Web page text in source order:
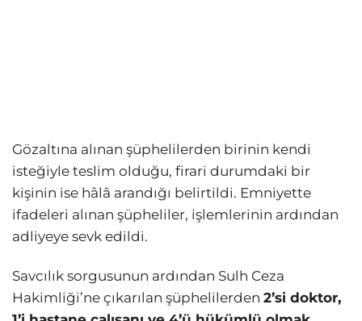
Gözaltına alınan şüphelilerden birinin kendi
isteğiyle teslim olduğu, firari durumdaki bir
kişinin ise hâlâ arandığı belirtildi. Emniyette
ifadeleri alınan şüpheliler, işlemlerinin ardından
adliyeye sevk edildi.
Savcılık sorgusunun ardından Sulh Ceza
Hakimliği’ne çıkarılan şüphelilerden 2’si doktor,